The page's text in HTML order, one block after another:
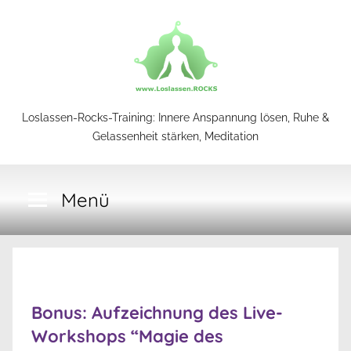
Loslassen-
Training
Loslassen-Rocks-Training: Innere Anspannung lösen, Ruhe &
Gelassenheit stärken, Meditation
Menü
Bonus: Aufzeichnung des Live-
Workshops “Magie des